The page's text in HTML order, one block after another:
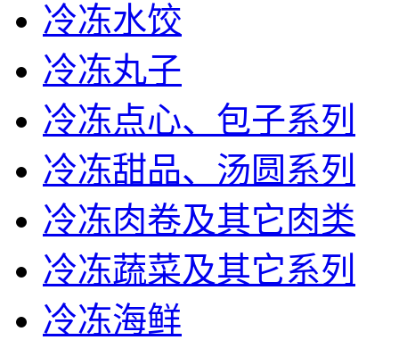
冷冻水饺
冷冻丸子
冷冻点心、包子系列
冷冻甜品、汤圆系列
冷冻肉卷及其它肉类
冷冻蔬菜及其它系列
冷冻海鲜